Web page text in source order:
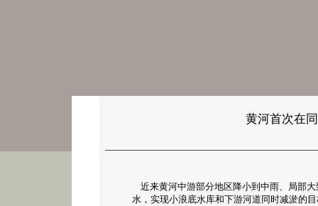
黄河首次在
近来黄河中游部分地区降小到中雨、局部
水，实现小浪底水库和下游河道同时减淤的